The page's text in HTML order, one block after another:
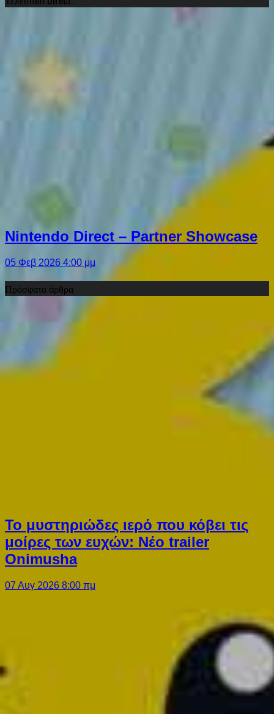
Nintendo Direct – Partner Showcase
05 Φεβ 2026 4:00 μμ
Πρόσφατα άρθρα
Το μυστηριώδες ιερό που κόβει τις
μοίρες των ευχών: Νέο trailer
Onimusha
07 Αυγ 2026 8:00 πμ